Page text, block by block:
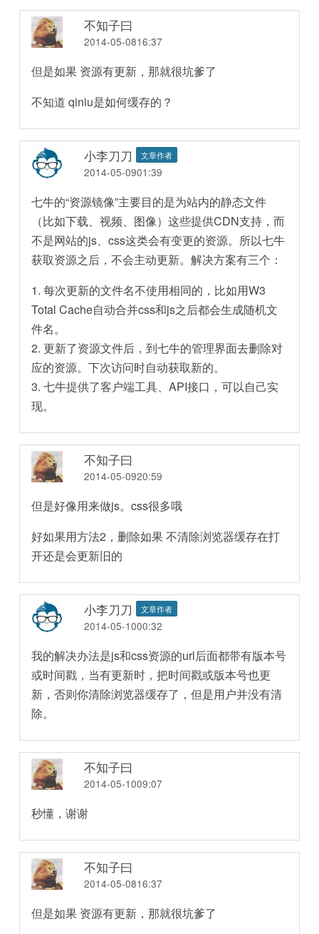
不知子曰
2014-05-0816:37
但是如果 资源有更新，那就很坑爹了
不知道 qiniu是如何缓存的？
小李刀刀 文章作者
2014-05-0901:39
七牛的“资源镜像”主要目的是为站内的静态文件
（比如下载、视频、图像）这些提供CDN支持，而
不是网站的js、css这类会有变更的资源。所以七牛
获取资源之后，不会主动更新。解决方案有三个：
1. 每次更新的文件名不使用相同的，比如用W3
Total Cache自动合并css和js之后都会生成随机文
件名。
2. 更新了资源文件后，到七牛的管理界面去删除对
应的资源。下次访问时自动获取新的。
3. 七牛提供了客户端工具、API接口，可以自己实
现。
不知子曰
2014-05-0920:59
但是好像用来做js。css很多哦
好如果用方法2，删除如果 不清除浏览器缓存在打
开还是会更新旧的
小李刀刀 文章作者
2014-05-1000:32
我的解决办法是js和css资源的url后面都带有版本号
或时间戳，当有更新时，把时间戳或版本号也更
新，否则你清除浏览器缓存了，但是用户并没有清
除。
不知子曰
2014-05-1009:07
秒懂，谢谢
不知子曰
2014-05-0816:37
但是如果 资源有更新，那就很坑爹了